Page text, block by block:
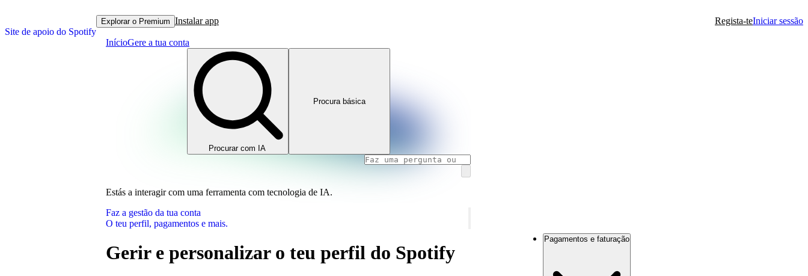
Site de apoio do Spotify
Explorar o Premium Instalar app Regista-teIniciar sessão
InícioGere a tua conta
Procurar com IA
Procura básica
Estás a interagir com uma ferramenta com tecnologia de IA.
Faz a gestão da tua conta
O teu perfil, pagamentos e mais.
Gerir e personalizar o teu perfil do Spotify
Pagamentos e faturação